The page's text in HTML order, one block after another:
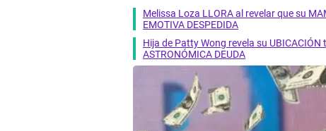
Melissa Loza LLORA al revelar que su
EMOTIVA DESPEDIDA
Hija de Patty Wong revela su
ASTRONÓMICA DEUDA